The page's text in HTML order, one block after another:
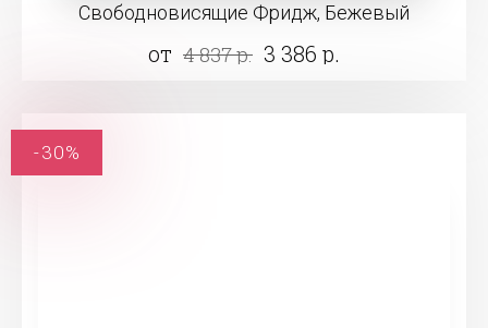
Свободновисящие Фридж, Бежевый
от 4 837 р. 3 386 р.
-30%